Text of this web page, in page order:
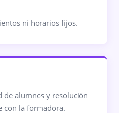
ni horarios fijos.
de alumnos y resolución
con la formadora.